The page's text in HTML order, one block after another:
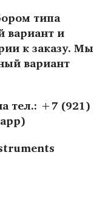
типа
вариант и
к заказу. Мы
вариант
тел.: +7 (921)